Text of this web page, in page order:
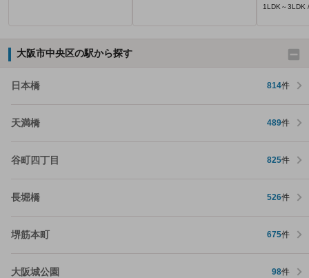
1LDK～3LDK
大阪市中央区の駅から探す
日本橋 814件
天満橋 489件
谷町四丁目 825件
長堀橋 526件
堺筋本町 675件
大阪城公園 98件